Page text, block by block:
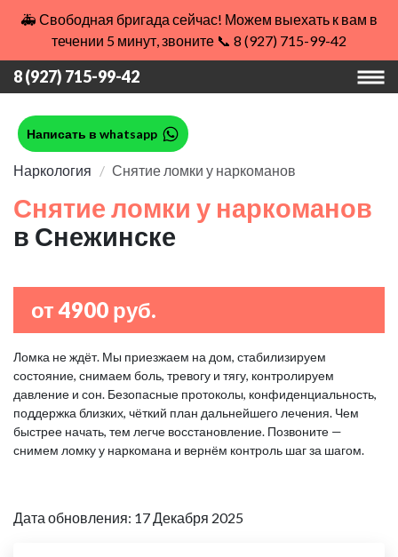
🚑 Свободная бригада сейчас! Можем выехать к вам в
течении 5 минут, звоните 📞 8 (927) 715-99-42
8 (927) 715-99-42
Написать в whatsapp
Наркология Снятие ломки у наркоманов
Снятие ломки у наркоманов
в Снежинске
от 4900 руб.
Ломка не ждёт. Мы приезжаем на дом, стабилизируем
состояние, снимаем боль, тревогу и тягу, контролируем
давление и сон. Безопасные протоколы, конфиденциальность,
поддержка близких, чёткий план дальнейшего лечения. Чем
быстрее начать, тем легче восстановление. Позвоните —
снимем ломку у наркомана и вернём контроль шаг за шагом.
Дата обновления: 17 Декабря 2025